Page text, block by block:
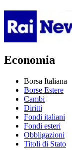
Economia
Borsa Italiana
Borse Estere
Cambi
Diritti
Fondi italiani
Fondi esteri
Obbligazioni
Titoli di Stato